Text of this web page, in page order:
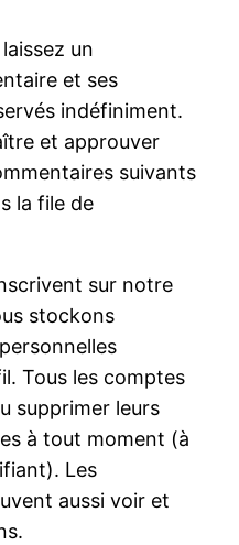
un
et ses
indéfiniment.
et approuver
suivants
la file de
sur notre
stockons
Tous les comptes
supprimer leurs
à tout moment (à
Les
aussi voir et